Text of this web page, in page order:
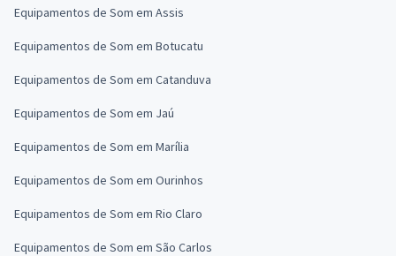
Equipamentos de Som em Assis
Equipamentos de Som em Botucatu
Equipamentos de Som em Catanduva
Equipamentos de Som em Jaú
Equipamentos de Som em Marília
Equipamentos de Som em Ourinhos
Equipamentos de Som em Rio Claro
Equipamentos de Som em São Carlos